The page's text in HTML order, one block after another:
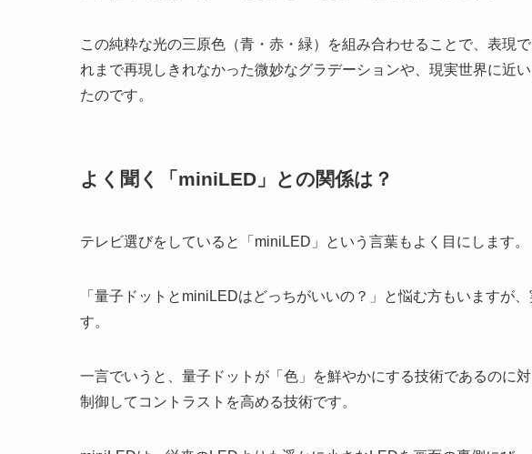
この純粋な光の三原色（青・赤・緑）を組み合わせることで、表現
れまで再現しきれなかった微妙なグラデーションや、現実世界に近
たのです。
よく聞く「miniLED」との関係は？
テレビ選びをしていると「miniLED」という言葉もよく目にします。
「量子ドットとminiLEDはどっちがいいの？」と悩む方もいますが
す。
一言でいうと、量子ドットが「色」を鮮やかにする技術であるのに
制御してコントラストを高める技術です。